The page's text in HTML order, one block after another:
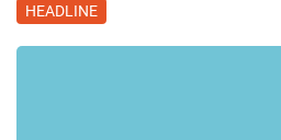
HEADLINE